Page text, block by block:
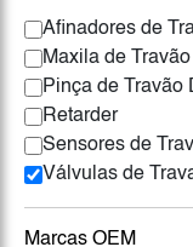
Afinadores de
Maxila de Travão
Pinça de Travão
Retarder
Sensores de
Válvulas de
Marcas OEM